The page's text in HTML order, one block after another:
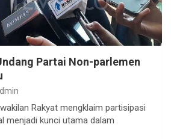
Partai Non-parlemen
Rakyat mengklaim partisipasi
menjadi kunci utama dalam